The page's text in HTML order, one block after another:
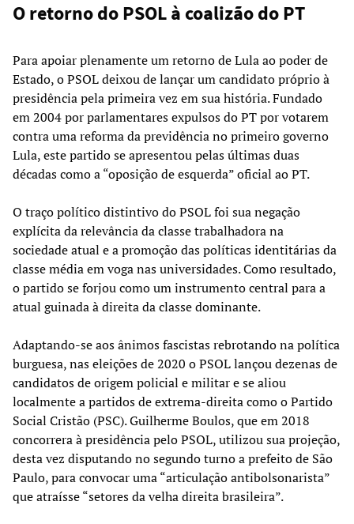
O retorno do PSOL à coalizão do PT
Para apoiar plenamente um retorno de Lula ao poder de
Estado, o PSOL deixou de lançar um candidato próprio à
presidência pela primeira vez em sua história. Fundado
em 2004 por parlamentares expulsos do PT por votarem
contra uma reforma da previdência no primeiro governo
Lula, este partido se apresentou pelas últimas duas
décadas como a “oposição de esquerda” oficial ao PT.
O traço político distintivo do PSOL foi sua negação
explícita da relevância da classe trabalhadora na
sociedade atual e a promoção das políticas identitárias da
classe média em voga nas universidades. Como resultado,
o partido se forjou como um instrumento central para a
atual guinada à direita da classe dominante.
Adaptando-se aos ânimos fascistas rebrotando na política
burguesa, nas eleições de 2020 o PSOL lançou dezenas de
candidatos de origem policial e militar e se aliou
localmente a partidos de extrema-direita como o Partido
Social Cristão (PSC). Guilherme Boulos, que em 2018
concorrera à presidência pelo PSOL, utilizou sua projeção,
desta vez disputando no segundo turno a prefeito de São
Paulo, para convocar uma “articulação antibolsonarista”
que atraísse “setores da velha direita brasileira”.